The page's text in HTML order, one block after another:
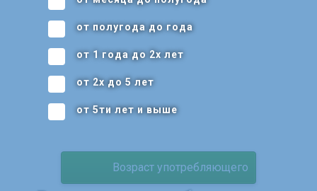
от полугода до года
от 1 года до 2х лет
от 2х до 5 лет
от 5ти лет и выше
Возраст употребляющего